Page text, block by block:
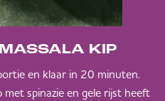
KIP
en klaar in 20 minuten.
met spinazie en gele rijst heeft